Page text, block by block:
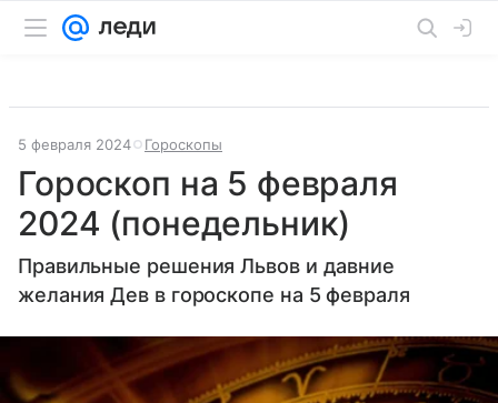
5 февраля 2024 Гороскопы
Гороскоп на 5 февраля
2024 (понедельник)
Правильные решения Львов и давние
желания Дев в гороскопе на 5 февраля